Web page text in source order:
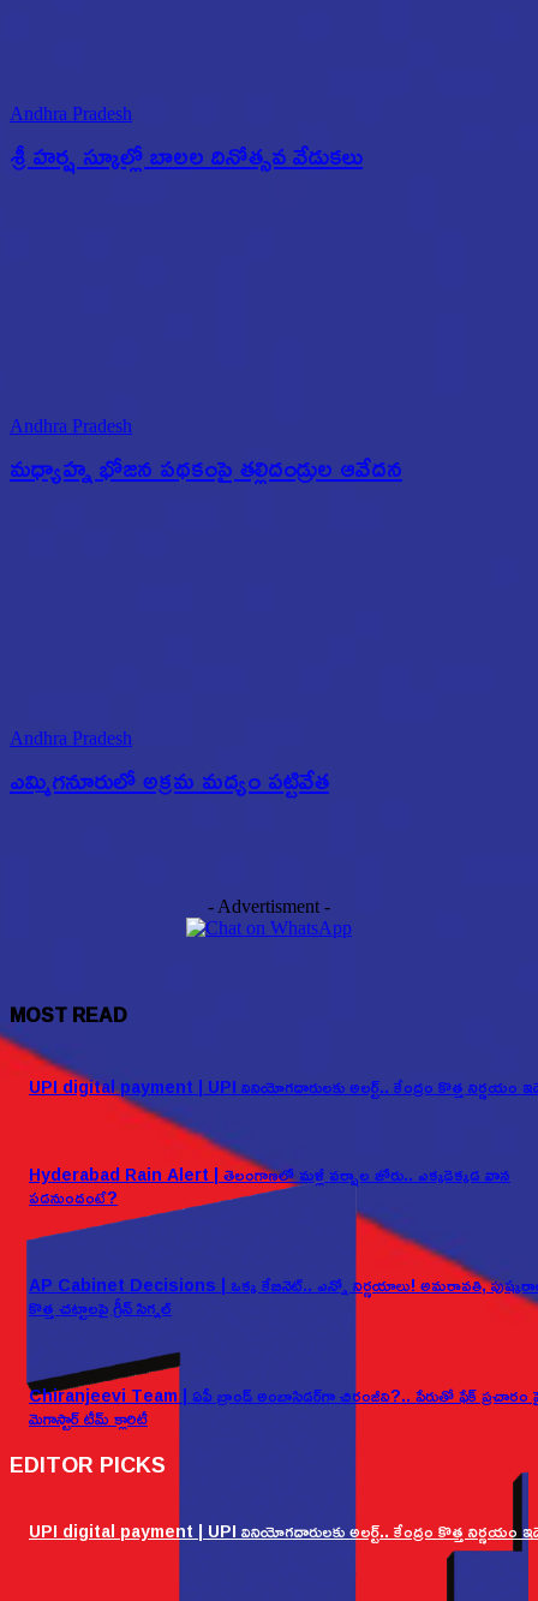
Andhra Pradesh
శ్రీ హర్ష స్కూల్లో బాలల దినోత్సవ వేడుకలు
Andhra Pradesh
మధ్యాహ్న భోజన పథకంపై తల్లిదండ్రుల ఆవేదన
Andhra Pradesh
ఎమ్మిగనూరులో అక్రమ మద్యం పట్టివేత
- Advertisment -
MOST READ
UPI digital payment | UPI వినియోగదారులకు అలర్ట్.. కేంద్రం కొత్త నిర్ణయం
Hyderabad Rain Alert | తెలంగాణలో మళ్లీ వర్షాల జోరు.. ఎక్కడెక్కడ వాన
పడనుందంటే?
AP Cabinet Decisions | ఒక్క కేబినెట్.. ఎన్నో నిర్ణయాలు! అమరావతి,
కొత్త చట్టాలపై గ్రీన్ సిగ్నల్
Chiranjeevi Team | ఏపీ బ్రాండ్ అంబాసిడర్‌గా చిరంజీవి?.. పేరుతో ఫేక్ ప్రచారం
మెగాస్టార్ టీమ్ క్లారిటీ
EDITOR PICKS
UPI digital payment | UPI వినియోగదారులకు అలర్ట్.. కేంద్రం కొత్త నిర్ణయం